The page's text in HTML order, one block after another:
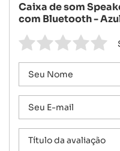
Caixa de som
com Bluetooth -